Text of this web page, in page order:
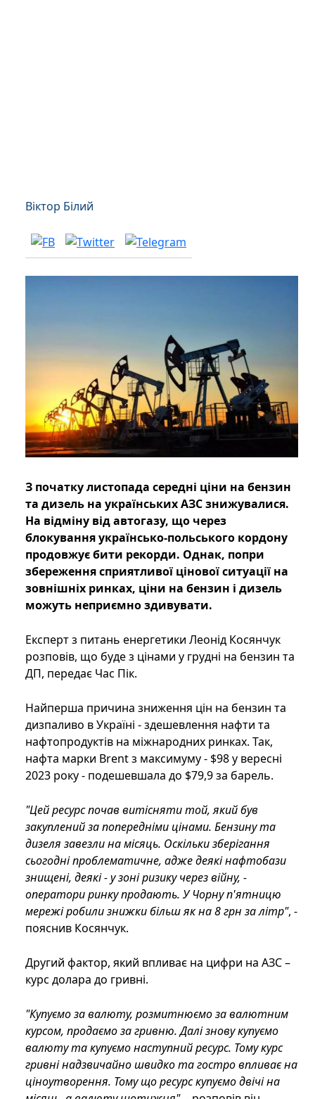
Віктор Білий
З початку листопада середні ціни на бензин
та дизель на українських АЗС знижувалися.
На відміну від автогазу, що через
блокування українсько-польського кордону
продовжує бити рекорди. Однак, попри
збереження сприятливої цінової ситуації на
зовнішніх ринках, ціни на бензин і дизель
можуть неприємно здивувати.
Експерт з питань енергетики Леонід Косянчук
розповів, що буде з цінами у грудні на бензин та
ДП, передає Час Пік.
Найперша причина зниження цін на бензин та
дизпаливо в Україні - здешевлення нафти та
нафтопродуктів на міжнародних ринках. Так,
нафта марки Brent з максимуму - $98 у вересні
2023 року - подешевшала до $79,9 за барель.
"Цей ресурс почав витісняти той, який був
закуплений за попередніми цінами. Бензину та
дизеля завезли на місяць. Оскільки зберігання
сьогодні проблематичне, адже деякі нафтобази
знищені, деякі - у зоні ризику через війну, -
оператори ринку продають. У Чорну п'ятницю
мережі робили знижки більш як на 8 грн за літр", -
пояснив Косянчук.
Другий фактор, який впливає на цифри на АЗС –
курс долара до гривні.
"Купуємо за валюту, розмитнюємо за валютним
курсом, продаємо за гривню. Далі знову купуємо
валюту та купуємо наступний ресурс. Тому курс
гривні надзвичайно швидко та гостро впливає на
ціноутворення. Тому що ресурс купуємо двічі на